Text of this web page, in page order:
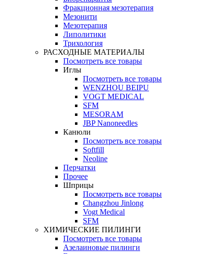
Фракционная мезотерапия
Мезонити
Мезотерапия
Липолитики
Трихология
РАСХОДНЫЕ МАТЕРИАЛЫ
Посмотреть все товары
Иглы
Посмотреть все товары
WENZHOU BEIPU
VOGT MEDICAL
SFM
MESORAM
JBP Nanoneedles
Канюли
Посмотреть все товары
Softfill
Neoline
Перчатки
Прочее
Шприцы
Посмотреть все товары
Changzhou Jinlong
Vogt Medical
SFM
ХИМИЧЕСКИЕ ПИЛИНГИ
Посмотреть все товары
Азелаиновые пилинги